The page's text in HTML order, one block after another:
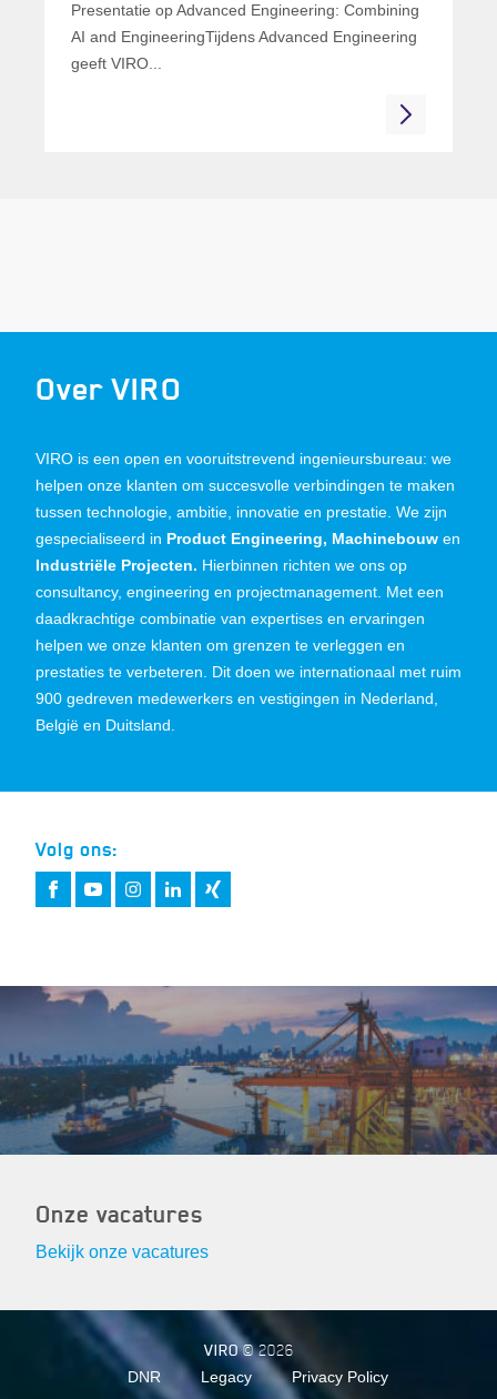
Presentatie op Advanced Engineering: Combining
AI and EngineeringTijdens Advanced Engineering
geeft VIRO...
Over VIRO
VIRO is een open en vooruitstrevend ingenieursbureau: we
helpen onze klanten om succesvolle verbindingen te maken
tussen technologie, ambitie, innovatie en prestatie. We zijn
gespecialiseerd in Product Engineering, Machinebouw en
Industriële Projecten. Hierbinnen richten we ons op
consultancy, engineering en projectmanagement. Met een
daadkrachtige combinatie van expertises en ervaringen
helpen we onze klanten om grenzen te verleggen en
prestaties te verbeteren. Dit doen we internationaal met ruim
900 gedreven medewerkers en vestigingen in Nederland,
België en Duitsland.
Volg ons:
Onze vacatures
Bekijk onze vacatures
VIRO© 2026
DNR
Legacy Privacy Policy